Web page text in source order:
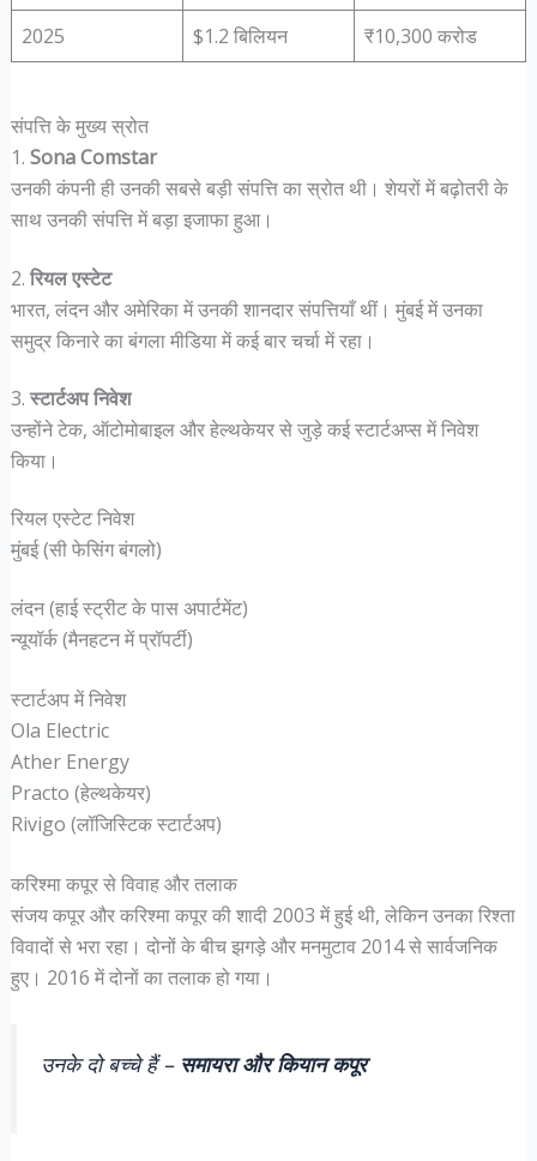
2025
$1.2 बिलियन ₹10,300 करोड
संपत्ति के मुख्य स्रोत
1. Sona Comstar
उनकी कंपनी ही उनकी सबसे बड़ी संपत्ति का स्रोत थी। शेयरों में बढ़ोतरी के
साथ उनकी संपत्ति में बड़ा इजाफा हुआ।
2. रियल एस्टेट
भारत, लंदन और अमेरिका में उनकी शानदार संपत्तियाँ थीं। मुंबई में उनका
समुद्र किनारे का बंगला मीडिया में कई बार चर्चा में रहा।
3. स्टार्टअप निवेश
उन्होंने टेक, ऑटोमोबाइल और हेल्थकेयर से जुड़े कई स्टार्टअप्स में निवेश
किया।
रियल एस्टेट निवेश
मुंबई (सी फेसिंग बंगलो)
लंदन (हाई स्ट्रीट के पास अपार्टमेंट)
न्यूयॉर्क (मैनहटन में प्रॉपर्टी)
स्टार्टअप में निवेश
Ola Electric
Ather Energy
Practo (हेल्थकेयर)
Rivigo (लॉजिस्टिक स्टार्टअप)
करिश्मा कपूर से विवाह और तलाक
संजय कपूर और करिश्मा कपूर की शादी 2003 में हुई थी, लेकिन उनका रिश्ता
विवादों से भरा रहा। दोनों के बीच झगड़े और मनमुटाव 2014 से सार्वजनिक
हुए। 2016 में दोनों का तलाक हो गया।
उनके दो बच्चे हैं – समायरा और कियान कपूर